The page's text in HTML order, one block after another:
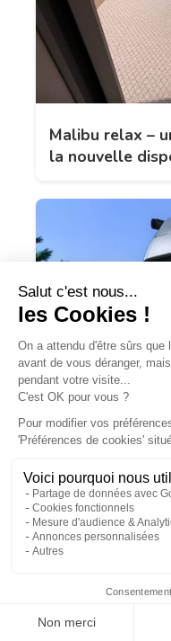
Malibu relax –
la nouvelle
Routeur 5G,
présentation de
S Xperience
NOS